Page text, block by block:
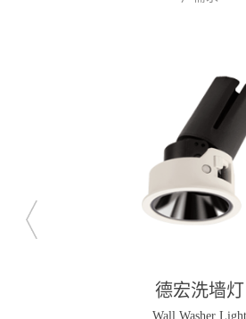
德宏天花射灯
Recessed Downlight